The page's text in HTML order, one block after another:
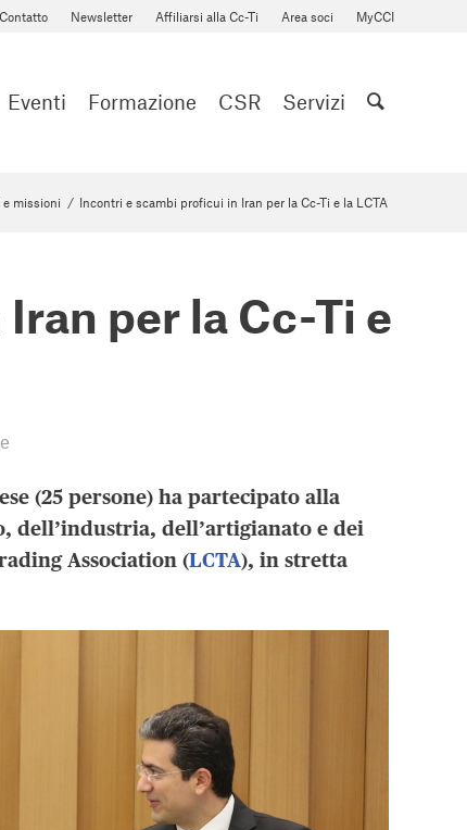
Contatto Newsletter Affiliarsi alla Cc-Ti Area soci MyCCI
Eventi Formazione CSR Servizi
e missioni / Incontri e scambi proficui in Iran per la Cc-Ti e la LCTA
per la Cc-Ti e
(25 persone) ha partecipato alla
dell’industria, dell’artigianato e dei
Association (LCTA), in stretta